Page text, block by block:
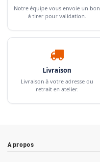
Notre équipe vous envoie un bon
à tirer pour validation.
Livraison
Livraison à votre adresse ou
retrait en atelier.
A propos